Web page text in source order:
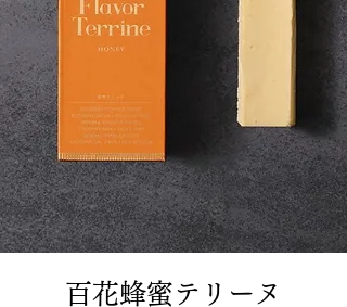
百花蜂蜜テリーヌ